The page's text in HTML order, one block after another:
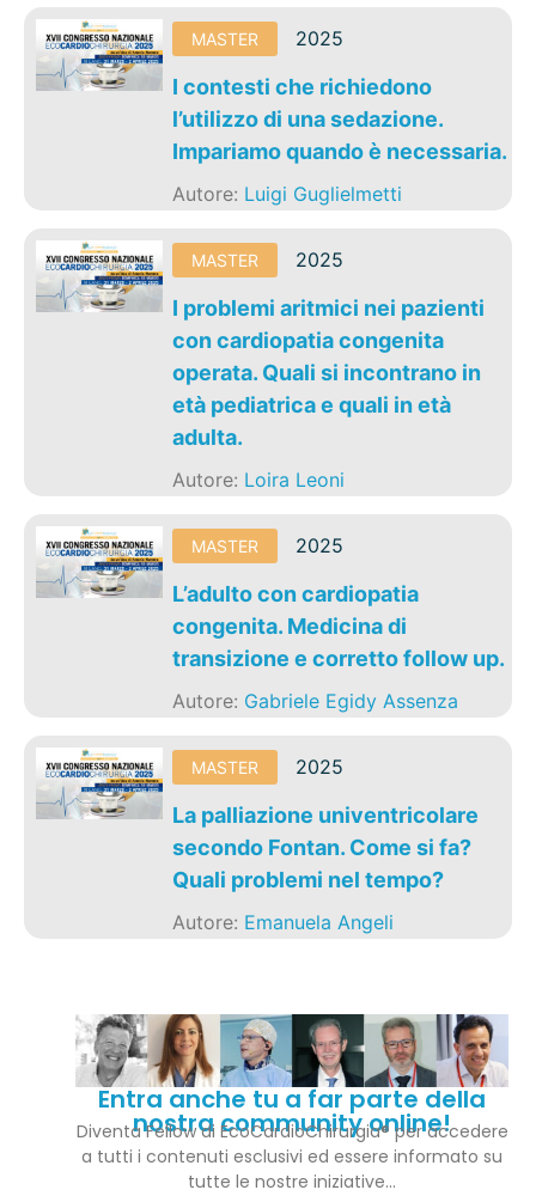
MASTER 2025
I contesti che richiedono
l’utilizzo di una sedazione.
Impariamo quando è necessaria.
Autore: Luigi Guglielmetti
MASTER 2025
I problemi aritmici nei pazienti
con cardiopatia congenita
operata. Quali si incontrano in
età pediatrica e quali in età
adulta.
Autore: Loira Leoni
MASTER 2025
L’adulto con cardiopatia
congenita. Medicina di
transizione e corretto follow up.
Autore: Gabriele Egidy Assenza
MASTER 2025
La palliazione univentricolare
secondo Fontan. Come si fa?
Quali problemi nel tempo?
Autore: Emanuela Angeli
Entra anche tu a far parte della
nostra community online!
Diventa Fellow di EcoCardioChirurgia® per accedere
a tutti i contenuti esclusivi ed essere informato su
tutte le nostre iniziative…